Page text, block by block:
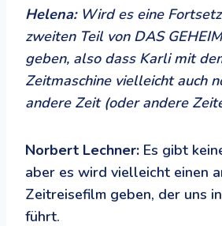
Helena:Wird es eine
zweiten Teil von DAS
geben, also dass Karli mit
Zeitmaschine vielleicht auch
andere Zeit (oder andere
Norbert Lechner: Es gibt
aber es wird vielleicht einen
Zeitreisefilm geben, der uns
führt.